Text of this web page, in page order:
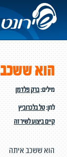
הוא
מילים:ברק פלדמן
לחן:טל בלכרוביץ
קיים ביצוע לשיר זה
הוא ששכב איתה